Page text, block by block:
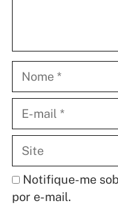
mail
Notifique-me
por e-mail.